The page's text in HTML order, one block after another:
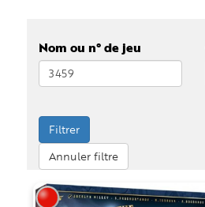
Nom ou n° de jeu
Filtrer
Annuler filtre